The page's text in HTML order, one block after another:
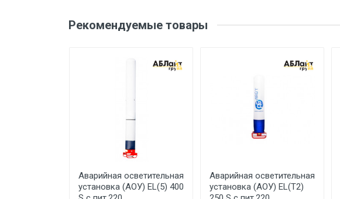
Ваше сообщение
Отправить отзыв
Рекомендуемые товары
Аварийная осветительная
установка (АОУ) EL(5) 400
Аварийная осветительная
установка (АОУ) EL(T2)